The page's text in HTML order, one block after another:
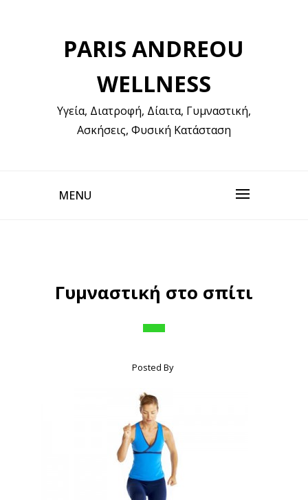
PARIS ANDREOU
WELLNESS
Υγεία, Διατροφή, Δίαιτα, Γυμναστική,
Ασκήσεις, Φυσική Κατάσταση
MENU
Γυμναστική στο σπίτι
Posted By